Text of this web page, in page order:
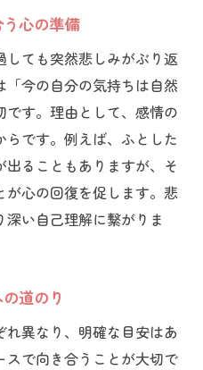
心の準備
ても突然悲しみがぶり返
今の自分の気持ちは自然
す。理由として、感情の
です。例えば、ふとした
ることもありますが、そ
心の回復を促します。悲
深い自己理解に繋がりま
道のり
異なり、明確な目安はあ
スで向き合うことが大切で